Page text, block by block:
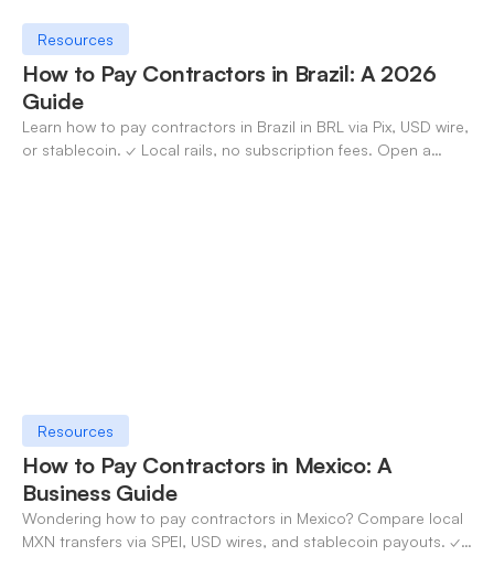
Resources
How to Pay Contractors in Brazil: A 2026
Guide
Learn how to pay contractors in Brazil in BRL via Pix, USD wire,
or stablecoin. ✓ Local rails, no subscription fees. Open a
Resources
How to Pay Contractors in Mexico: A
Business Guide
Wondering how to pay contractors in Mexico? Compare local
MXN transfers via SPEI, USD wires, and stablecoin payouts. ✓